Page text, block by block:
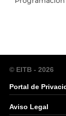
© EITB - 2026
Portal de
Aviso Legal